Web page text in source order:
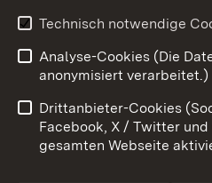
Impressum
Barrierefreiheit
Cookies
Technisch notwendige
Analyse-Cookies (Die
anonymisiert verarbeitet.)
Drittanbieter-Cookies
Facebook, X / Twitter
gesamten Webseite